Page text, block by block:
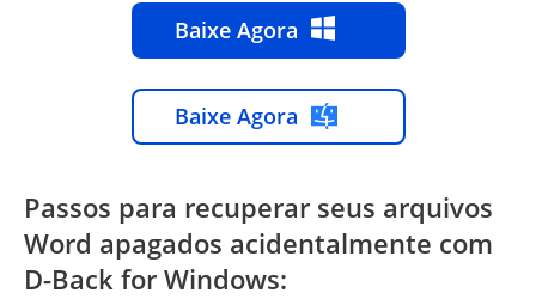
Baixe Agora
Baixe Agora
Passos para recuperar seus arquivos
Word apagados acidentalmente com
D-Back for Windows: